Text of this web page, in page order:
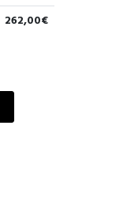
262,00€